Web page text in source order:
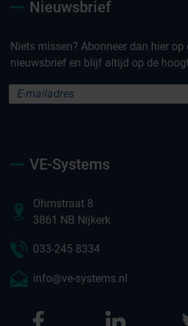
Nieuwsbrief
Niets missen? Abonneer dan hier op
nieuwsbrief en blijf altijd op de
VE-Systems
Ohmstraat 8
3861 NB Nijkerk
033-245 8334
info@ve-systems.nl